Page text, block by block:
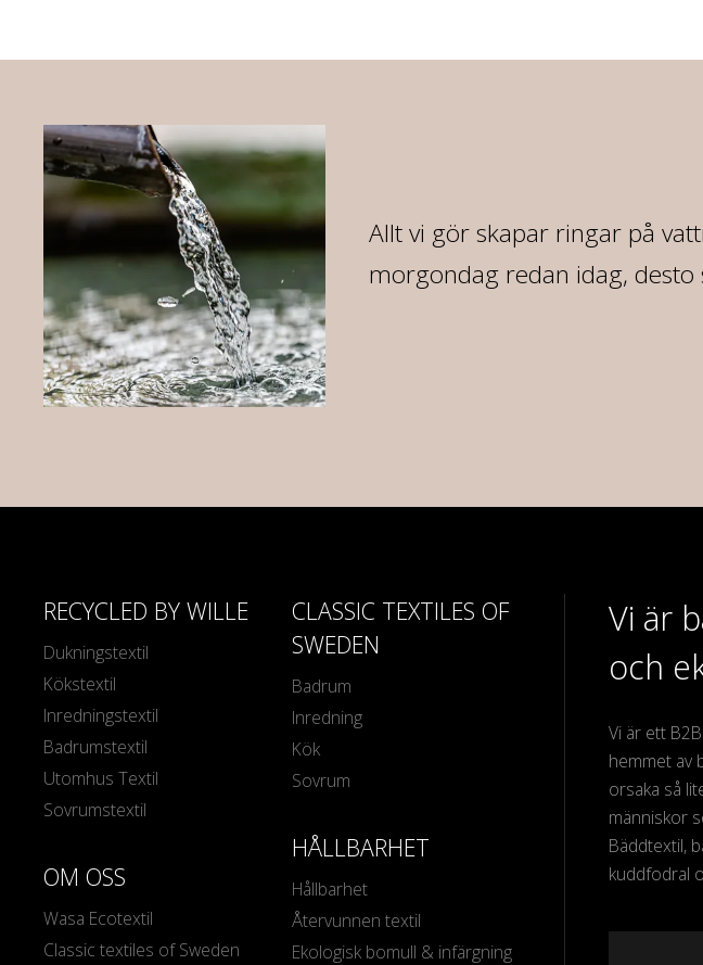
Allt vi gör skapar ringar på
morgondag redan idag, desto
RECYCLED BY WILLE
Dukningstextil
Kökstextil
Inredningstextil
Badrumstextil
Utomhus Textil
Sovrumstextil
OM OSS
Wasa Ecotextil
Classic textiles of Sweden
CLASSIC TEXTILES OF
SWEDEN
Badrum
Inredning
Kök
Sovrum
HÅLLBARHET
Hållbarhet
Återvunnen textil
Ekologisk bomull & infärgning
Vi är
och
Vi är ett
hemmet av
orsaka så
människor
Bäddtextil,
kuddfodral